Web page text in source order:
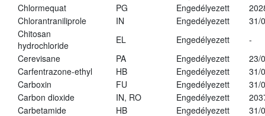
Chlormequat
PG Engedélyezett
Chlorantraniliprole
IN Engedélyezett
31/
Chitosan
hydrochloride
EL Engedélyezett
-
Cerevisane
PA Engedélyezett
23/
Carfentrazone-ethyl
HB Engedélyezett
31/
Carboxin
FU Engedélyezett
31/
Carbon dioxide
IN, RO Engedélyezett
Carbetamide
HB Engedélyezett
31/